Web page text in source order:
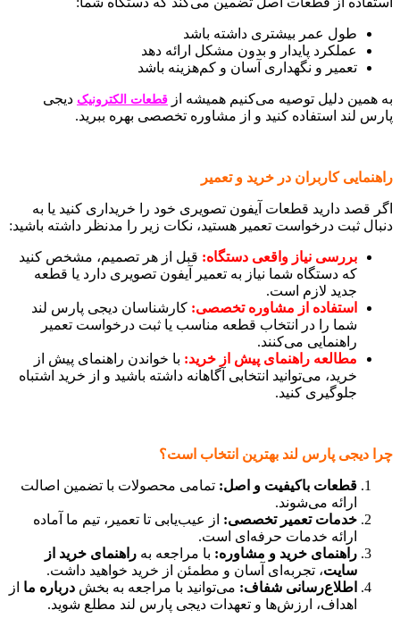
طول عمر بیشتری داشته باشد
عملکرد پایدار و بدون مشکل ارائه دهد
تعمیر و نگهداری آسان و کم‌هزینه باشد
به همین دلیل توصیه می‌کنیم همیشه از قطعات الکترونیک دیجی
پارس لند استفاده کنید و از مشاوره تخصصی بهره ببرید.
راهنمایی کاربران در خرید و تعمیر
اگر قصد دارید قطعات آیفون تصویری خود را خریداری کنید یا به
دنبال ثبت درخواست تعمیر هستید، نکات زیر را مدنظر داشته باشید:
بررسی نیاز واقعی دستگاه: قبل از هر تصمیم، مشخص کنید
که دستگاه شما نیاز به تعمیر آیفون تصویری دارد یا قطعه
جدید لازم است.
استفاده از مشاوره تخصصی: کارشناسان دیجی پارس لند
شما را در انتخاب قطعه مناسب یا ثبت درخواست تعمیر
راهنمایی می‌کنند.
مطالعه راهنمای پیش از خرید: با خواندن راهنمای پیش از
خرید، می‌توانید انتخابی آگاهانه داشته باشید و از خرید اشتباه
جلوگیری کنید.
چرا دیجی پارس لند بهترین انتخاب است؟
قطعات باکیفیت و اصل: تمامی محصولات با تضمین اصالت
ارائه می‌شوند.
خدمات تعمیر تخصصی: از عیب‌یابی تا تعمیر، تیم ما آماده
ارائه خدمات حرفه‌ای است.
راهنمای خرید و مشاوره: با مراجعه به راهنمای خرید از
سایت، تجربه‌ای آسان و مطمئن از خرید خواهید داشت.
اطلاع‌رسانی شفاف: می‌توانید با مراجعه به بخش درباره ما از
اهداف، ارزش‌ها و تعهدات دیجی پارس لند مطلع شوید.